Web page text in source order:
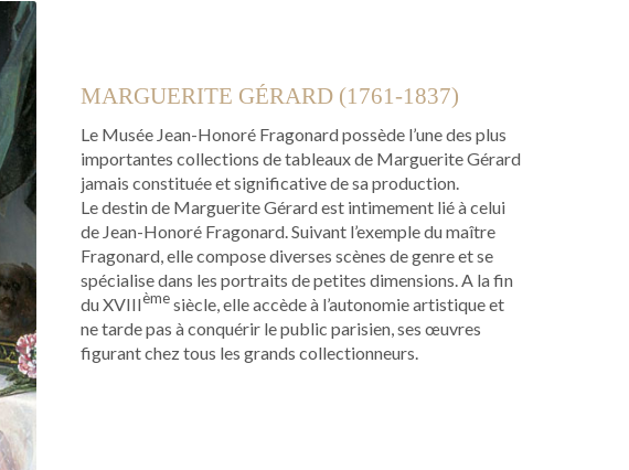
MARGUERITE GÉRARD (1761-1837)
Le Musée Jean-Honoré Fragonard possède l’une des plus
importantes collections de tableaux de Marguerite Gérard
jamais constituée et significative de sa production.
Le destin de Marguerite Gérard est intimement lié à celui
de Jean-Honoré Fragonard. Suivant l’exemple du maître
Fragonard, elle compose diverses scènes de genre et se
spécialise dans les portraits de petites dimensions. A la fin
du XVIIIèmesiècle, elle accède à l’autonomie artistique et
ne tarde pas à conquérir le public parisien, ses œuvres
figurant chez tous les grands collectionneurs.